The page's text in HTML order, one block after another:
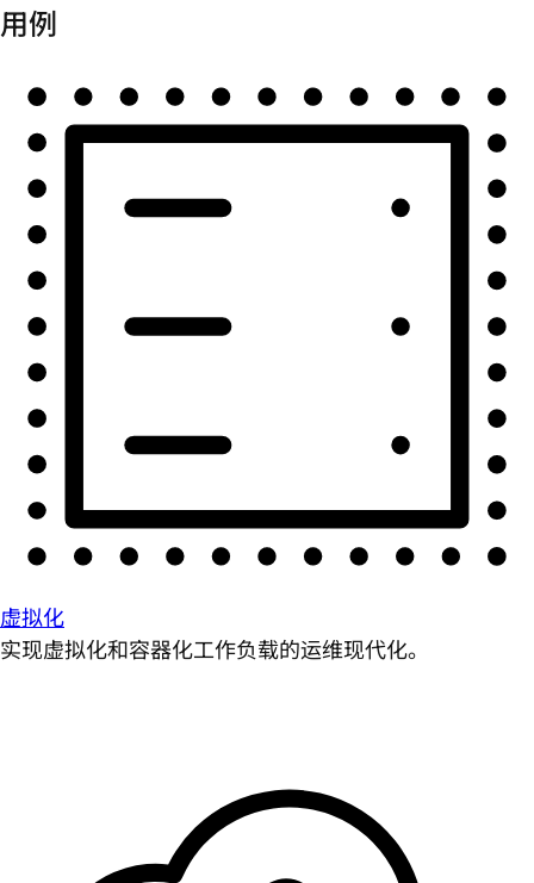
用例
虚拟化
实现虚拟化和容器化工作负载的运维现代化。